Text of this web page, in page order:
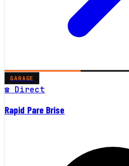
GARAGE
☎ Direct
Rapid Pare Brise